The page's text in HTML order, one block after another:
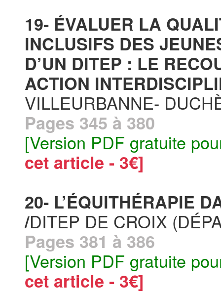
19- ÉVALUER LA
INCLUSIFS DES
D’UN DITEP : LE
ACTION
VILLEURBANNE-
Pages 345 à 380
[Version PDF gratuite
cet article - 3€]
20- L’ÉQUITHÉRAPIE
/DITEP DE CROIX
Pages 381 à 386
[Version PDF gratuite
cet article - 3€]